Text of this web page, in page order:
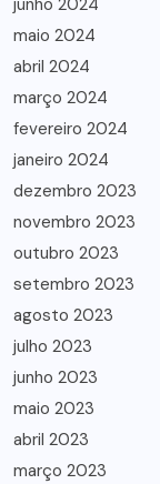
junho 2024
maio 2024
abril 2024
março 2024
fevereiro 2024
janeiro 2024
dezembro 2023
novembro 2023
outubro 2023
setembro 2023
agosto 2023
julho 2023
junho 2023
maio 2023
abril 2023
março 2023